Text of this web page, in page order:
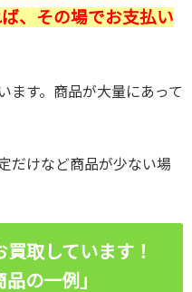
、その場でお支払い
ます。商品が大量にあって
だけなど商品が少ない場
取しています！
の一例」